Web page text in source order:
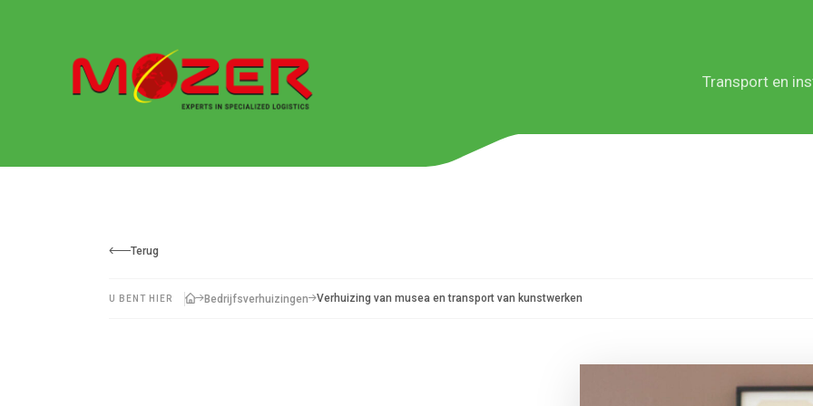
Transport en
Terug
U BENT HIER Bedrijfsverhuizingen Verhuizing van musea en transport van kunstwerken